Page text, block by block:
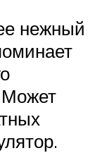
нежный
Может